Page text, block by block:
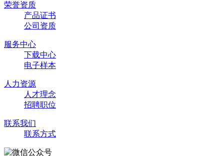
荣誉资质
产品证书
公司资质
服务中心
下载中心
电子样本
人力资源
人才理念
招聘职位
联系我们
联系方式